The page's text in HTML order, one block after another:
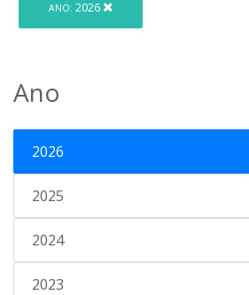
ANO: 2026
Ano
2026
2025
2024
2023